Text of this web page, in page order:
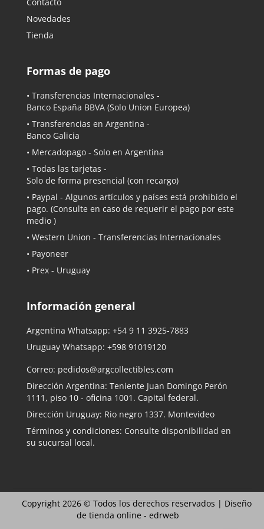
Novedades
Tienda
Formas de pago
• Transferencias Internacionales -
Banco España BBVA (Solo Union Europea)
• Transferencias en Argentina -
Banco Galicia
• Mercadopago - Solo en Argentina
• Todas las tarjetas -
Solo de forma presencial (con recargo)
• Paypal - Algunos artículos y países está prohibido el
pago. (Consulte en caso de requerir el pago por este
medio )
• Western Union - Transferencias Internacionales
• Payoneer
• Prex - Uruguay
Información general
Argentina Whatsapp: +54 9 11 3925-7883
Uruguay Whatsapp: +598 91019120
Correo: pedidos@argcollectibles.com
Dirección Argentina: Teniente Juan Domingo Perón
1111, piso 10 - oficina 1001. Capital federal.
Dirección Uruguay: Rio negro 1337. Montevideo
Términos y condiciones: Consulte disponibilidad en
su sucursal local.
Copyright 2026 © Todos los derechos reservados | Diseño
de tienda online - edrweb